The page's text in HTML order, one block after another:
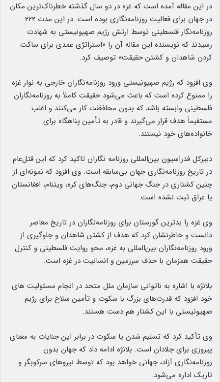
در این مقاله آمده است که غزه در دو سال گذشته خطرناک‌ترین مکان
در جهان برای فعالیت روزنامه‌نگاری بوده است. در این مدت ۲۲۲
روزنامه‌نگار فلسطینی توسط ارتش رژیم صهیونیستی به شهادت
رسیدند که نویسنده این مقاله آن را «استراتژی عمدی برای ساکت
کردن شاهدان و کشتن حقیقت» توصیف کرد.
وی افزود که رژیم صهیونیستی ورود روزنامه‌نگاران خارجی به نوار غزه
را ممنوع کرده است که باعث می‌شود حقیقت کاملاً به روزنامه‌نگاران
فلسطینی وابسته باشد که بدون محافظت کار می‌کنند و اغلب
مستقیماً هدف قرار می‌گیرند و قادر به تأمین پناهگاه برای
خانواده‌های خود نیستند.
دبیرکل فدراسیون بین‌المللی روزنامه نگاران تاکید کرد که این قتل‌عام
در تاریخ روزنامه‌نگاری جهان بی‌سابقه است. وی افزود که نمونه‌ای از
چنین کشتاری در جنگ جهانی دوم، جنگ‌های کره، ویتنام، افغانستان
یا عراق ثبت نشده است.
وی غزه را بدترین گورستان برای روزنامه‌نگاران در تاریخ معاصر
دانست و خاطرنشان کرد که هدف از کشتن شاهدان و جلوگیری از
ورود روزنامه‌نگاران بین‌المللی به غزه، محو روایت فلسطینی و کنترل
حقیقت همزمان با حذف سرزمین و انسانیت در غزه است.
بلانژه با اشاره به ناتوانی سازمان ملل متحد در انجام مسئولیت های
خود افزود که قدرت‌های بزرگ با سکوت و تأمین سلاح برای رژیم
صهیونیستی با این کشتار هم دست هستند.
وی تأکید کرد که تسلیم شدن یا سکوت در برابر این جنایات به معنای
پیروزی برای جلادان است. بلانژه ادامه داد که جهان بدون
روزنامه‌نگاری آزاد، جهانی خواهد بود که توسط نیروهای سرکوبگر و
تاریک اداره می‌شود.